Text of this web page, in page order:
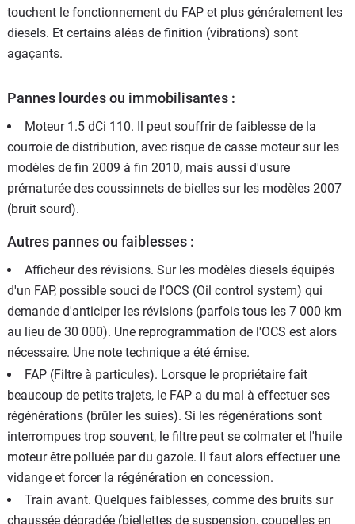
touchent le fonctionnement du FAP et plus généralement les
diesels. Et certains aléas de finition (vibrations) sont
agaçants.
Pannes lourdes ou immobilisantes :
Moteur 1.5 dCi 110. Il peut souffrir de faiblesse de la
courroie de distribution, avec risque de casse moteur sur les
modèles de fin 2009 à fin 2010, mais aussi d'usure
prématurée des coussinnets de bielles sur les modèles 2007
(bruit sourd).
Autres pannes ou faiblesses :
Afficheur des révisions. Sur les modèles diesels équipés
d'un FAP, possible souci de l'OCS (Oil control system) qui
demande d'anticiper les révisions (parfois tous les 7 000 km
au lieu de 30 000). Une reprogrammation de l'OCS est alors
nécessaire. Une note technique a été émise.
FAP (Filtre à particules). Lorsque le propriétaire fait
beaucoup de petits trajets, le FAP a du mal à effectuer ses
régénérations (brûler les suies). Si les régénérations sont
interrompues trop souvent, le filtre peut se colmater et l'huile
moteur être polluée par du gazole. Il faut alors effectuer une
vidange et forcer la régénération en concession.
Train avant. Quelques faiblesses, comme des bruits sur
chaussée dégradée (biellettes de suspension, coupelles en